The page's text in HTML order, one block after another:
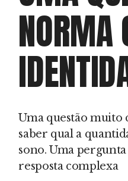
NORMA
Uma questão
saber qual a
sono. Uma
resposta complexa